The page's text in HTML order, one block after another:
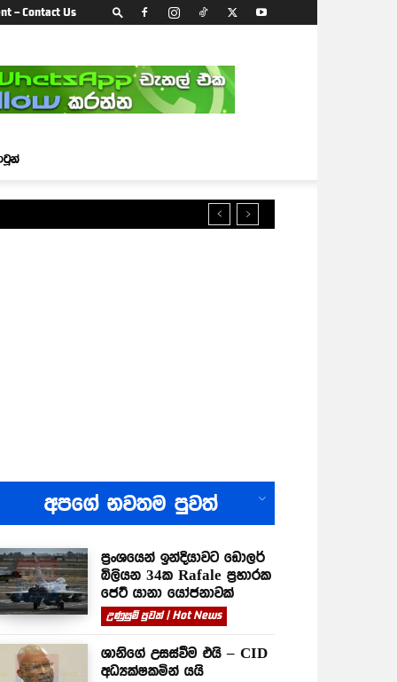
– Contact Us
අපගේ නවතම පුවත්
ප්‍රංශයෙන් ඉන්දියාවට ඩොලර්
බිලියන 34ක Rafale ප්‍රහාරක
ජෙට් යානා යෝජනාවක්
උණුසුම් පුවත් | Hot News
ශානිගේ උසස්වීම එයි – CID
අධ්‍යක්ෂකමින් යයි